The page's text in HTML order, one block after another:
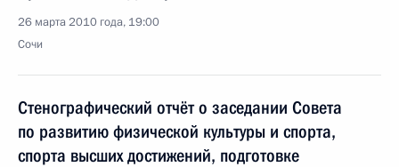
26 марта 2010 года, 19:00
Сочи
Стенографический отчёт о заседании Совета
по развитию физической культуры и спорта,
спорта высших достижений, подготовке